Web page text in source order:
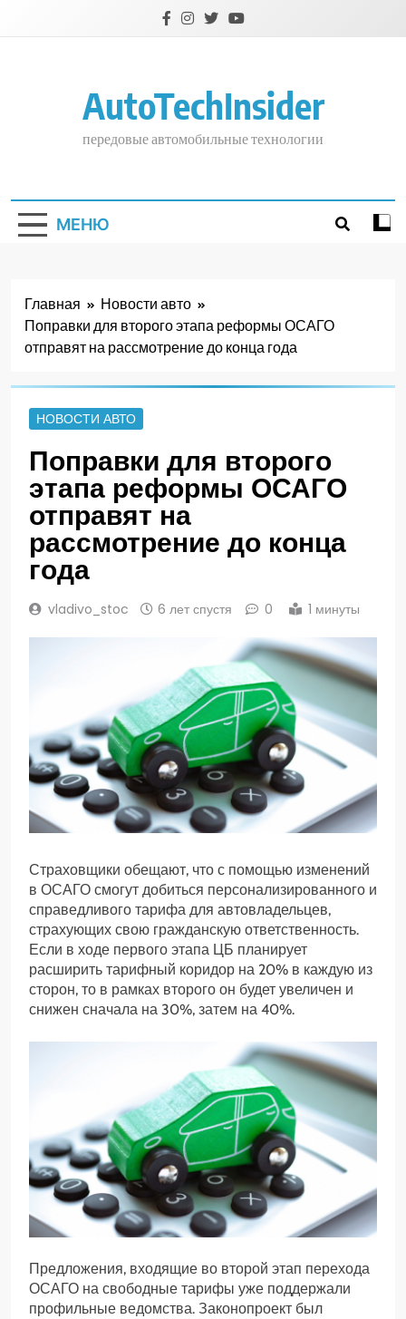
AutoTechInsider
передовые автомобильные технологии
МЕНЮ
Главная
Новости авто
Поправки для второго этапа реформы ОСАГО
отправят на рассмотрение до конца года
НОВОСТИ АВТО
Поправки для второго
этапа реформы ОСАГО
отправят на
рассмотрение до конца
года
vladivo_stoc 6 лет спустя 0 1 минуты
Страховщики обещают, что с помощью изменений
в ОСАГО смогут добиться персонализированного и
справедливого тарифа для автовладельцев,
страхующих свою гражданскую ответственность.
Если в ходе первого этапа ЦБ планирует
расширить тарифный коридор на 20% в каждую из
сторон, то в рамках второго он будет увеличен и
снижен сначала на 30%, затем на 40%.
Предложения, входящие во второй этап перехода
ОСАГО на свободные тарифы уже поддержали
профильные ведомства. Законопроект был